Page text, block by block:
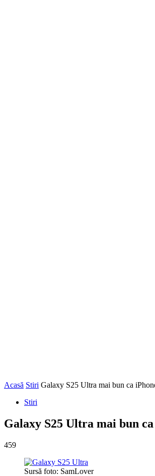
Acasă Stiri Galaxy S25 Ultra mai bun ca
Stiri
Galaxy S25 Ultra mai bun
459
Sursă foto: SamLover